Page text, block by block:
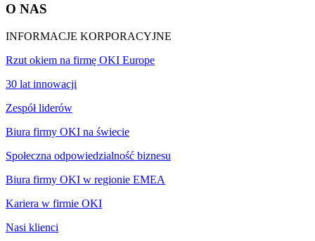
O NAS
INFORMACJE KORPORACYJNE
Rzut okiem na firmę OKI Europe
30 lat innowacji
Zespół liderów
Biura firmy OKI na świecie
Społeczna odpowiedzialność biznesu
Biura firmy OKI w regionie EMEA
Kariera w firmie OKI
Nasi klienci